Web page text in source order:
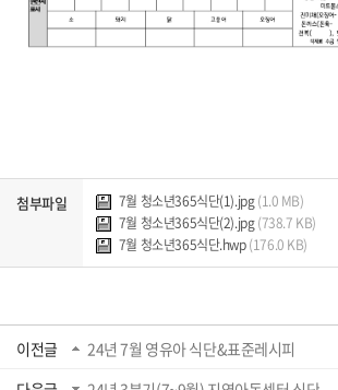
첨부파일 7월 청소년365식단(1).jpg(1.0 MB)
7월 청소년365식단(2).jpg(738.7 KB)
7월 청소년365식단.hwp(176.0 KB)
이전글
24년 7월 영유아 식단&표준레시피